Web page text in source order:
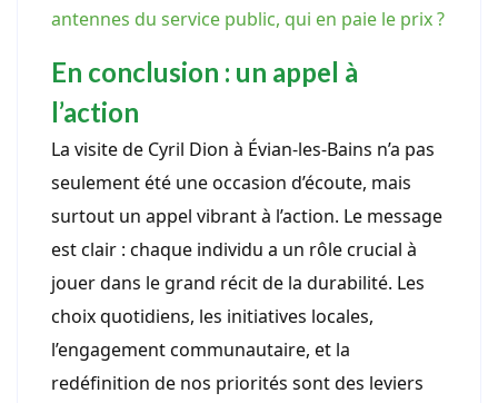
antennes du service public, qui en paie le prix ?
En conclusion : un appel à
l’action
La visite de Cyril Dion à Évian-les-Bains n’a pas
seulement été une occasion d’écoute, mais
surtout un appel vibrant à l’action. Le message
est clair : chaque individu a un rôle crucial à
jouer dans le grand récit de la durabilité. Les
choix quotidiens, les initiatives locales,
l’engagement communautaire, et la
redéfinition de nos priorités sont des leviers